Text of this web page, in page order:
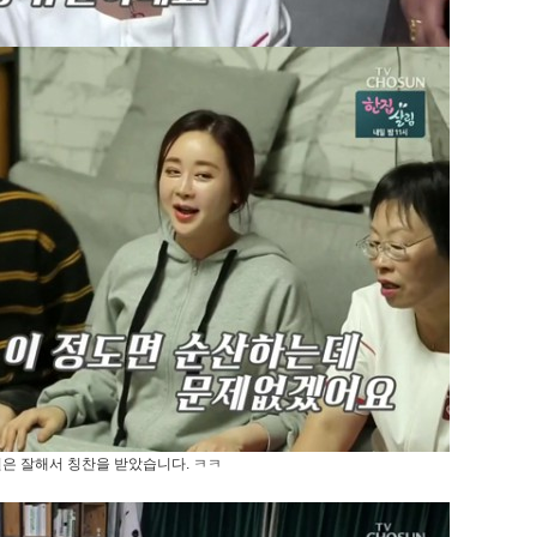
잘해서 칭찬을 받았습니다. ㅋㅋ